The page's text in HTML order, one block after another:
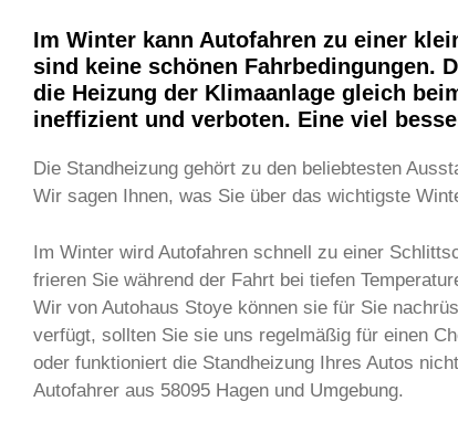
Im Winter kann Autofahren zu einer
sind keine schönen Fahrbedingungen.
die Heizung der Klimaanlage gleich
ineffizient und verboten. Eine viel
Die Standheizung gehört zu den beliebtesten
Wir sagen Ihnen, was Sie über das wichtigste
Im Winter wird Autofahren schnell zu einer
frieren Sie während der Fahrt bei tiefen
Wir von Autohaus Stoye können sie für Sie
verfügt, sollten Sie sie uns regelmäßig für einen
oder funktioniert die Standheizung Ihres Autos
Autofahrer aus 58095 Hagen und Umgebung.